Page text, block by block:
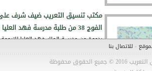
مكتب تنسيق التعريب ضيف شرف
الفوج 38 من طلبة مدرسة فهد العليا للترجمة
بدعوة من مدرسة الملك فهد العليا
حفل تخرج الفوج الثامن والثلاثين للمدرسة،
-للاتصال بنا
محفوظة